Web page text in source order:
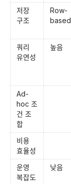
저장
구조
Row-
based
쿼리
유연성
높음
Ad-
hoc 조
건 조
합
비용
효율성
운영
복잡도
낮음